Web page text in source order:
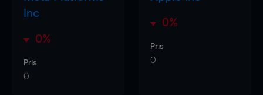
Inc
0%
Pris
0
0%
Pris
0